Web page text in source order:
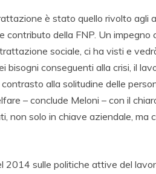
è stato quello rivolto agli
della FNP. Un impegno
sociale, ci ha visti e
conseguenti alla crisi, il
alla solitudine delle
– conclude Meloni – con il
non solo in chiave aziendale, ma
sulle politiche attive del